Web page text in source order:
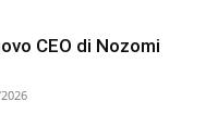
CEO di Nozomi